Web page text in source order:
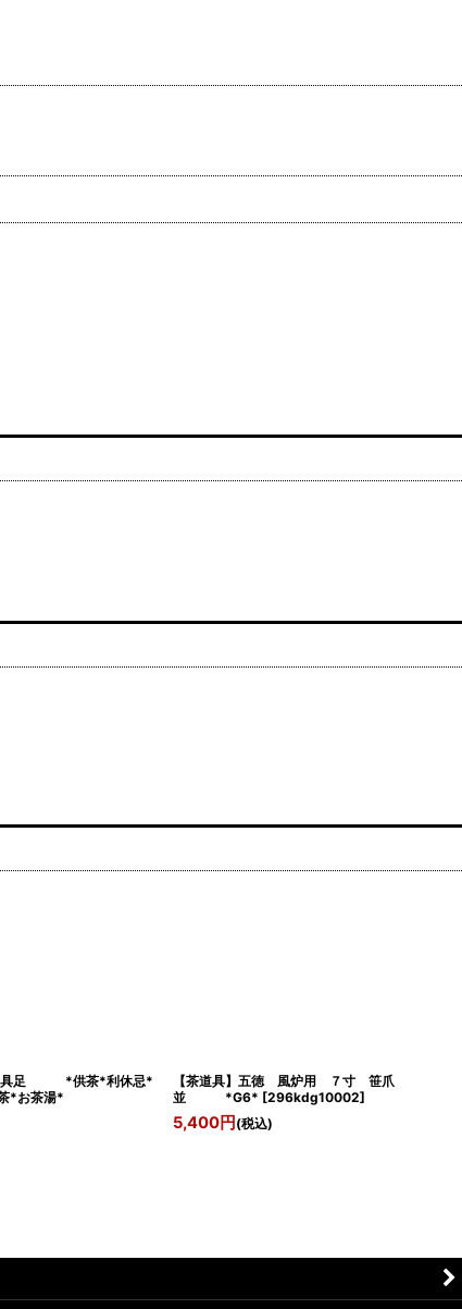
具足 *供茶*利休忌*
*お茶湯*
【茶道具】五徳 風炉用 ７寸 笹爪
並 *G6* [296kdg10002]
5,400円 (税込)